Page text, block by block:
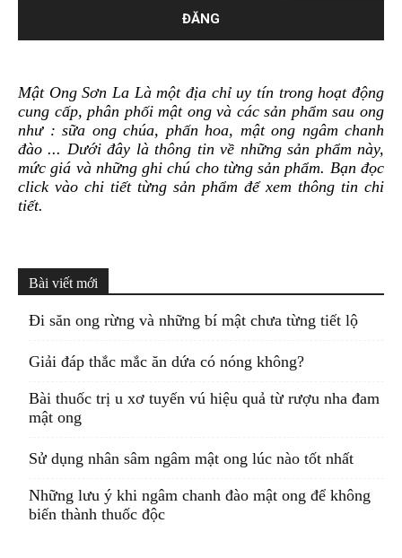
Mật Ong Sơn La Là một địa chỉ uy tín trong hoạt động
cung cấp, phân phối mật ong và các sản phẩm sau ong
như : sữa ong chúa, phấn hoa, mật ong ngâm chanh
đào ... Dưới đây là thông tin về những sản phẩm này,
mức giá và những ghi chú cho từng sản phẩm. Bạn đọc
click vào chi tiết từng sản phẩm để xem thông tin chi
tiết.
Bài viết mới
Đi săn ong rừng và những bí mật chưa từng tiết lộ
Giải đáp thắc mắc ăn dứa có nóng không?
Bài thuốc trị u xơ tuyến vú hiệu quả từ rượu nha đam
mật ong
Sử dụng nhân sâm ngâm mật ong lúc nào tốt nhất
Những lưu ý khi ngâm chanh đào mật ong để không
biến thành thuốc độc